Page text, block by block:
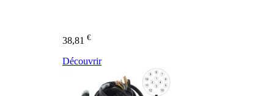
38,81 €
Découvrir